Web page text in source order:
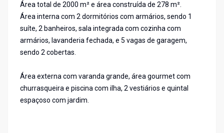
Área total de 2000 m² e área construída de 278 m².
Área interna com 2 dormitórios com armários, sendo 1
suíte, 2 banheiros, sala integrada com cozinha com
armários, lavanderia fechada, e 5 vagas de garagem,
sendo 2 cobertas.
Área externa com varanda grande, área gourmet com
churrasqueira e piscina com ilha, 2 vestiários e quintal
espaçoso com jardim.